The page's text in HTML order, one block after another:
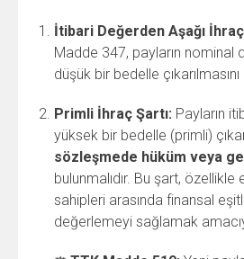
İtibari Değerden Aşağı İhraç
Madde 347, payların nominal
düşük bir bedelle
Primli İhraç Şartı: Payların
yüksek bir bedelle (primli)
sözleşmede hüküm veya
bulunmalıdır. Bu şart,
sahipleri arasında finansal
değerlemeyi sağlamak